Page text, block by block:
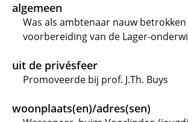
algemeen
Was als ambtenaar nauw
voorbereiding van de Lager-
uit de privésfeer
Promoveerde bij prof. J.Th. Buys
woonplaats(en)/adres(sen)